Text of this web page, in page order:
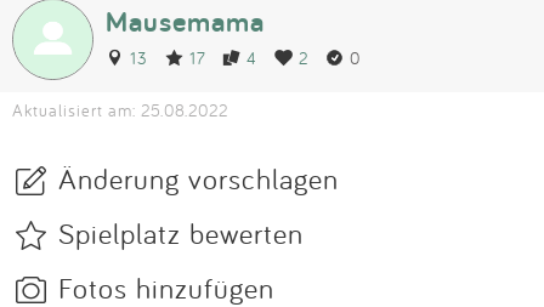
Mausemama
13 17 4 2 0
Aktualisiert am: 25.08.2022
Änderung vorschlagen
Spielplatz bewerten
Fotos hinzufügen